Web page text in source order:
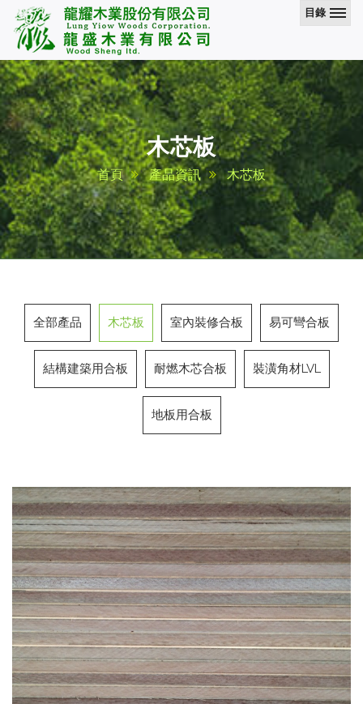
目錄
木芯板
首頁 產品資訊 木芯板
全部產品 木芯板 室內裝修合板 易可彎合板
結構建築用合板 耐燃木芯合板 裝潢角材LVL
地板用合板